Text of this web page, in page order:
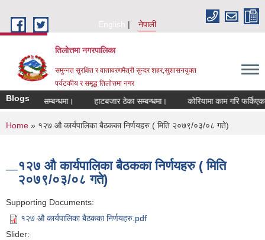
English
नेपाली
तिलोत्तमा नगरपालिका
समुन्नत सुरक्षित र वातावरणमैत्री सुन्दर शहर,सुशासनयुक्त
पर्यटकीय र समृद्ध तिलाेत्तमा नगर
Blogs
हुने सम्बन्धमा। हाटबजार ठेका सम्बन्धमा। कोरियामा काम गरि
You are here
Home » १२७ औ कार्यपालिका बैठकका निर्णयहरु ( मिति २०७९/०३/०८ गते)
१२७ औ कार्यपालिका बैठकका निर्णयहरु ( मिति
२०७९/०३/०८ गते)
Supporting Documents:
१२७ औ कार्यपालिका बैठकका निर्णयहरु.pdf
Slider: